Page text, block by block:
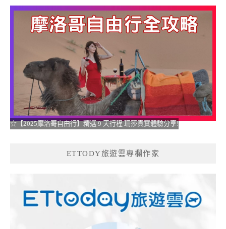
☆【2025摩洛哥自由行】精選 9 天行程 珊莎真實體驗分享!
ETTODY旅遊雲專欄作家